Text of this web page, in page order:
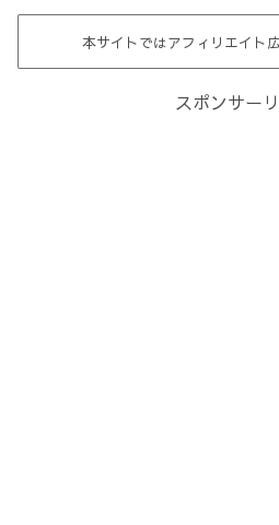
本サイトではアフィリエイト
スポンサー